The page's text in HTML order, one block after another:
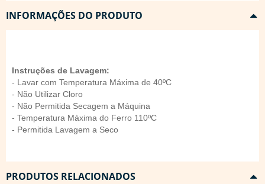
INFORMAÇÕES DO PRODUTO
Instruções de Lavagem:
- Lavar com Temperatura Máxima de 40ºC
- Não Utilizar Cloro
- Não Permitida Secagem a Máquina
- Temperatura Màxima do Ferro 110ºC
- Permitida Lavagem a Seco
PRODUTOS RELACIONADOS